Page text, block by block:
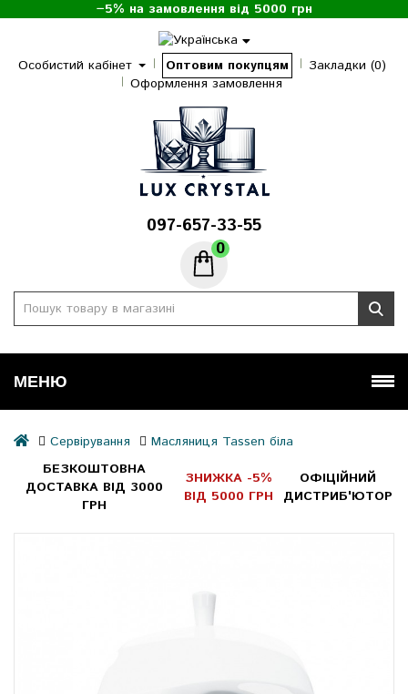
−5% на замовлення від 5000 грн
Особистий кабінет Оптовим покупцям
Закладки (0)
Оформлення замовлення
097-657-33-55
0
МЕНЮ
Сервірування
Масляниця Tassen біла
БЕЗКОШТОВНА
ДОСТАВКА ВІД 3000
ГРН
ЗНИЖКА -5%
ВІД 5000 ГРН
ОФІЦІЙНИЙ
ДИСТРИБ'ЮТОР